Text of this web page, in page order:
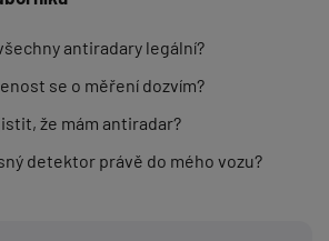
antiradary legální?
se o měření dozvím?
že mám antiradar?
detektor právě do mého vozu?